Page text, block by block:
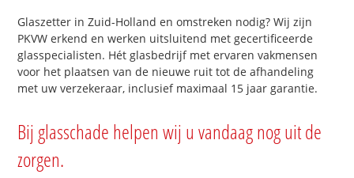
Glaszetter in Zuid-Holland en omstreken nodig? Wij zijn
PKVW erkend en werken uitsluitend met gecertificeerde
glasspecialisten. Hét glasbedrijf met ervaren vakmensen
voor het plaatsen van de nieuwe ruit tot de afhandeling
met uw verzekeraar, inclusief maximaal 15 jaar garantie.
Bij glasschade helpen wij u vandaag nog uit de
zorgen.